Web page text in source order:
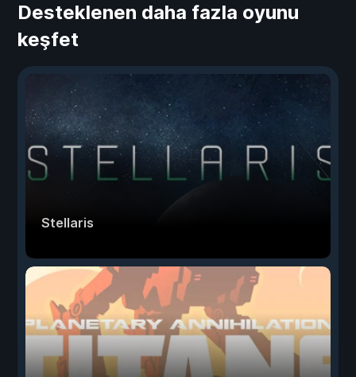
Desteklenen daha fazla oyunu
keşfet
Stellaris